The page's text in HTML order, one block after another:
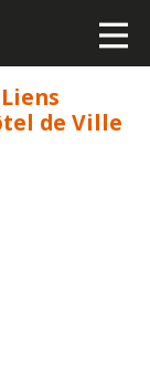
de Ville